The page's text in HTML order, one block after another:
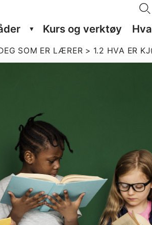
Kurs og verktøy
SOM ER LÆRER > 1.2 HVA ER